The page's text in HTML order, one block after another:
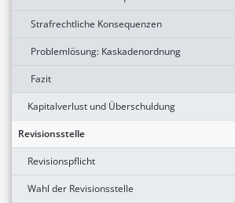
Strafrechtliche Konsequenzen
Problemlösung: Kaskadenordnung
Fazit
Kapitalverlust und Überschuldung
Revisionsstelle
Revisionspflicht
Wahl der Revisionsstelle